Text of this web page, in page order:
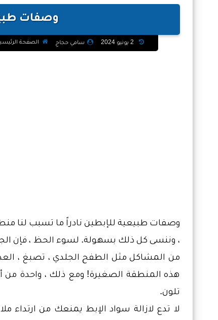
وصفات
سامي حجاج الصفحة
وصفات طبيعية للإبطين نادراً ما تسبب لنا
، وننسى كل ذلك بسهولة. لسوء الحظ ، فإن
من المشاكل مثل الطفح الجلدي ، تصبغ ،
هذه المنطقة الصغيرة! ومع ذلك ، واحدة من
تلون.
لا تدع لازالة سواد الإبط يمنعك من ارتداء